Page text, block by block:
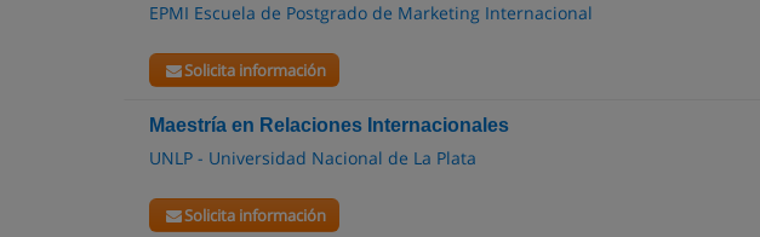
EPMI Escuela de Postgrado de Marketing Internacional
Solicita información
Maestría en Relaciones Internacionales
UNLP - Universidad Nacional de La Plata
Solicita información